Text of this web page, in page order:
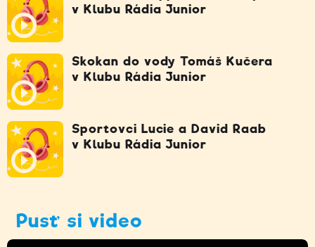
v Klubu Rádia Junior
Skokan do vody Tomáš Kučera
v Klubu Rádia Junior
Sportovci Lucie a David Raab
v Klubu Rádia Junior
Pusť si video